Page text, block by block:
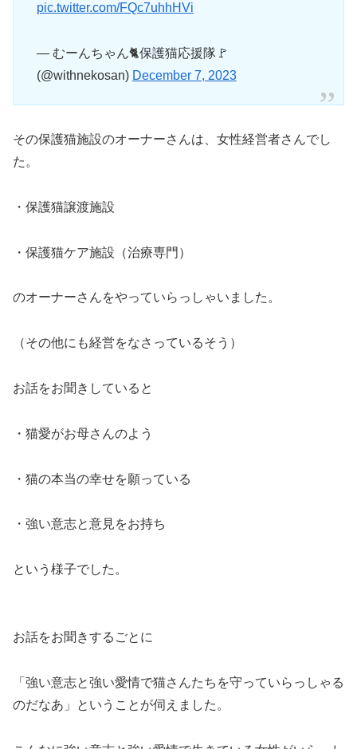
pic.twitter.com/FQc7uhhHVi
— むーんちゃん🐈保護猫応援隊🚩
(@withnekosan) December 7, 2023
その保護猫施設のオーナーさんは、女性経営者さんでし
た。
・保護猫譲渡施設
・保護猫ケア施設（治療専門）
のオーナーさんをやっていらっしゃいました。
（その他にも経営をなさっているそう）
お話をお聞きしていると
・猫愛がお母さんのよう
・猫の本当の幸せを願っている
・強い意志と意見をお持ち
という様子でした。
お話をお聞きするごとに
「強い意志と強い愛情で猫さんたちを守っていらっしゃる
のだなあ」ということが伺えました。